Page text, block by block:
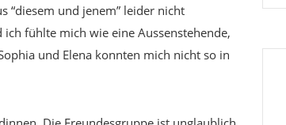
“diesem und jenem” leider nicht
fühlte mich wie eine Aussenstehende,
und Elena konnten mich nicht so in